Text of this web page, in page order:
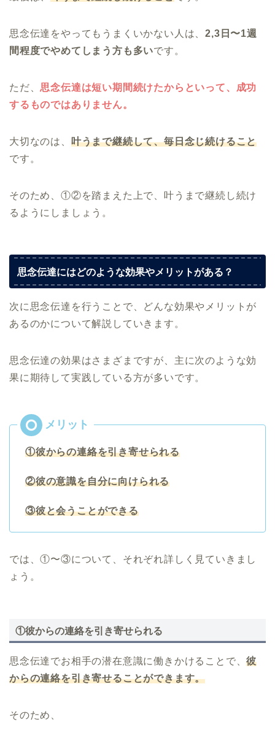
思念伝達をやってもうまくいかない人は、2,3日〜1週
間程度でやめてしまう方も多いです。
ただ、 思念伝達は短い期間続けたからといって、成功
するものではありません。
大切なのは、 叶うまで継続して、毎日念じ続けること
です。
そのため、①②を踏まえた上で、叶うまで継続し続け
るようにしましょう。
思念伝達にはどのような効果やメリットがある？
次に思念伝達を行うことで、どんな効果やメリットが
あるのかについて解説していきます。
思念伝達の効果はさまざまですが、主に次のような効
果に期待して実践している方が多いです。
①彼からの連絡を引き寄せられる
②彼の意識を自分に向けられる
③彼と会うことができる
では、①〜③について、それぞれ詳しく見ていきまし
ょう。
①彼からの連絡を引き寄せられる
思念伝達でお相手の潜在意識に働きかけることで、彼
からの連絡を引き寄せることができます。
そのため、